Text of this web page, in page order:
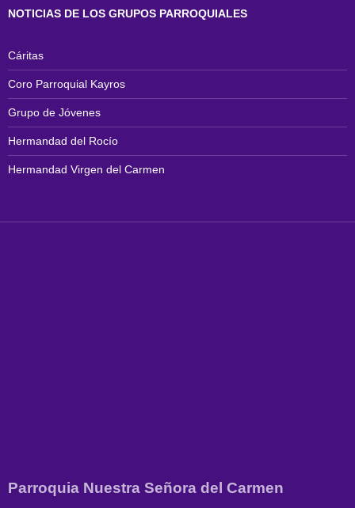
NOTICIAS DE LOS GRUPOS PARROQUIALES
Cáritas
Coro Parroquial Kayros
Grupo de Jóvenes
Hermandad del Rocío
Hermandad Virgen del Carmen
Parroquia Nuestra Señora del Carmen